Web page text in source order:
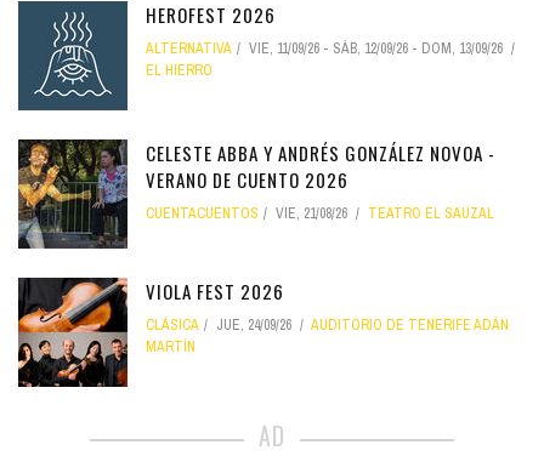
HEROFEST 2026
ALTERNATIVA VIE, 11/09/26 - SÁB, 12/09/26 - DOM, 13/09/26
EL HIERRO
CELESTE ABBA Y ANDRÉS GONZÁLEZ NOVOA -
VERANO DE CUENTO 2026
CUENTACUENTOS VIE, 21/08/26 TEATRO EL SAUZAL
VIOLA FEST 2026
CLÁSICA JUE, 24/09/26
AUDITORIO DE TENERIFE ADÁN
MARTÍN
AD